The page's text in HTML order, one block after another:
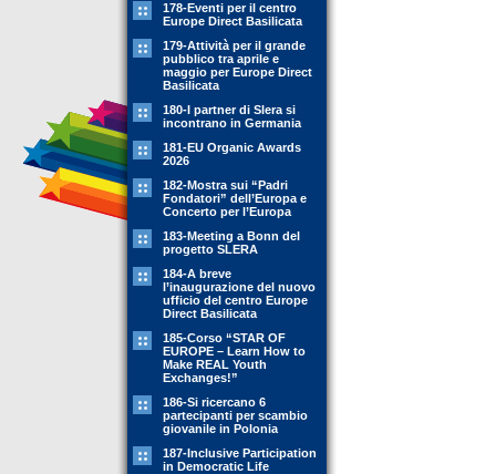
178-Eventi per il centro
Europe Direct Basilicata
179-Attività per il grande
pubblico tra aprile e
maggio per Europe Direct
Basilicata
180-I partner di Slera si
incontrano in Germania
181-EU Organic Awards
2026
182-Mostra sui “Padri
Fondatori” dell’Europa e
Concerto per l’Europa
183-Meeting a Bonn del
progetto SLERA
184-A breve
l’inaugurazione del nuovo
ufficio del centro Europe
Direct Basilicata
185-Corso “STAR OF
EUROPE – Learn How to
Make REAL Youth
Exchanges!”
186-Si ricercano 6
partecipanti per scambio
giovanile in Polonia
187-Inclusive Participation
in Democratic Life